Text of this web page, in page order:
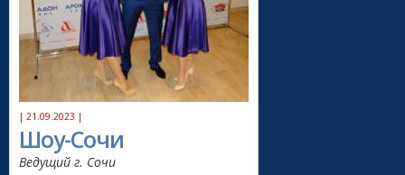
| 21.09.2023 |
Шоу-Сочи
Ведущий г. Сочи